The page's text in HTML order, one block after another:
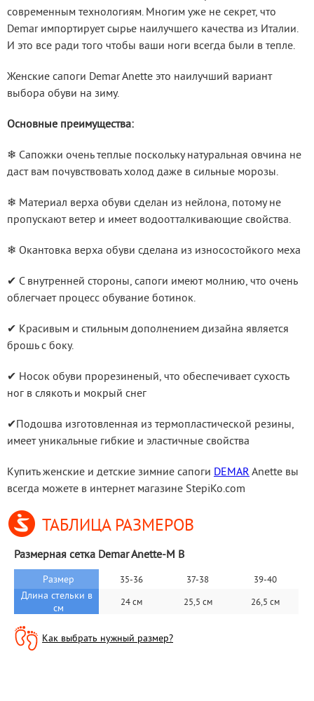
современным технологиям. Многим уже не секрет, что
Demar импортирует сырье наилучшего качества из Италии.
И это все ради того чтобы ваши ноги всегда были в тепле.
Женские сапоги Demar Anette это наилучший вариант
выбора обуви на зиму.
Основные преимущества:
❄ Сапожки очень теплые поскольку натуральная овчина не
даст вам почувствовать холод даже в сильные морозы.
❄ Материал верха обуви сделан из нейлона, потому не
пропускают ветер и имеет водоотталкивающие свойства.
❄ Окантовка верха обуви сделана из износостойкого меха
✔ С внутренней стороны, сапоги имеют молнию, что очень
облегчает процесс обувание ботинок.
✔ Красивым и стильным дополнением дизайна является
брошь с боку.
✔ Носок обуви прорезиненый, что обеспечивает сухость
ног в слякоть и мокрый снег
✔Подошва изготовленная из термопластической резины,
имеет уникальные гибкие и эластичные свойства
Купить женские и детские зимние сапоги DEMAR Anette вы
всегда можете в интернет магазине StepiKo.com
ТАБЛИЦА РАЗМЕРОВ
Размерная сетка Demar Anette-M B
Размер 35-36 37-38 39-40
Длина стельки в
см
24 cм 25,5 см 26,5 см
Как выбрать нужный размер?